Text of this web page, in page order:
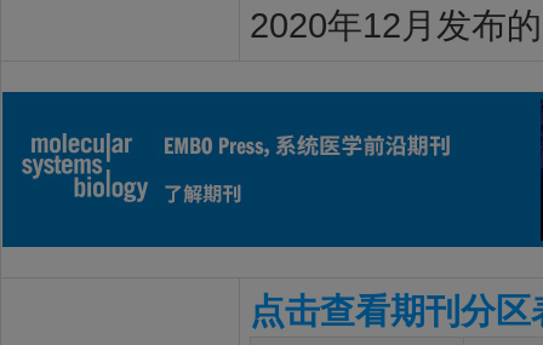
2020年12月发布
点击查看期刊分区